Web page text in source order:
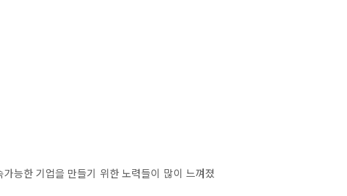
능한 기업을 만들기 위한 노력들이 많이 느껴졌